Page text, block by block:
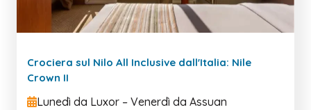
Crociera sul Nilo All Inclusive dall'Italia: Nile
Crown II
Lunedì da Luxor – Venerdì da Assuan